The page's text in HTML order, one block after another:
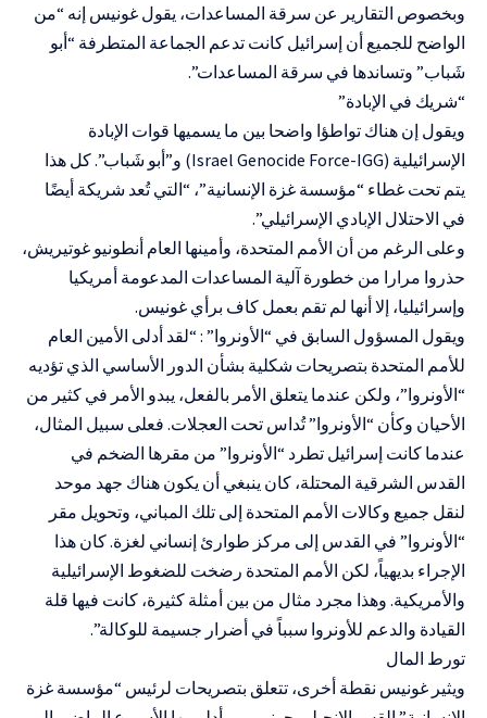
وبخصوص التقارير عن سرقة المساعدات، يقول غونيس إنه “من
الواضح للجميع أن إسرائيل كانت تدعم الجماعة المتطرفة “أبو
شَباب” وتساندها في سرقة المساعدات”.
“شريك في الإبادة”
ويقول إن هناك تواطؤا واضحا بين ما يسميها قوات الإبادة
الإسرائيلية (Israel Genocide Force-IGG) و”أبو شَباب”. كل هذا
يتم تحت غطاء “مؤسسة غزة الإنسانية”، “التي تُعد شريكة أيضًا
في الاحتلال الإبادي الإسرائيلي”.
وعلى الرغم من أن الأمم المتحدة، وأمينها العام أنطونيو غوتيريش،
حذروا مرارا من خطورة آلية المساعدات المدعومة أمريكيا
وإسرائيليا، إلا أنها لم تقم بعمل كاف برأي غونيس.
ويقول المسؤول السابق في “الأونروا” : “لقد أدلى الأمين العام
للأمم المتحدة بتصريحات شكلية بشأن الدور الأساسي الذي تؤديه
“الأونروا”، ولكن عندما يتعلق الأمر بالفعل، يبدو الأمر في كثير من
الأحيان وكأن “الأونروا” تُداس تحت العجلات. فعلى سبيل المثال،
عندما كانت إسرائيل تطرد “الأونروا” من مقرها الضخم في
القدس الشرقية المحتلة، كان ينبغي أن يكون هناك جهد موحد
لنقل جميع وكالات الأمم المتحدة إلى تلك المباني، وتحويل مقر
“الأونروا” في القدس إلى مركز طوارئ إنساني لغزة. كان هذا
الإجراء بديهياً، لكن الأمم المتحدة رضخت للضغوط الإسرائيلية
والأمريكية. وهذا مجرد مثال من بين أمثلة كثيرة، كانت فيها قلة
القيادة والدعم للأونروا سبباً في أضرار جسيمة للوكالة”.
تورط المال
ويثير غونيس نقطة أخرى، تتعلق بتصريحات لرئيس “مؤسسة غزة